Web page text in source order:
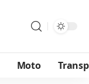
Moto